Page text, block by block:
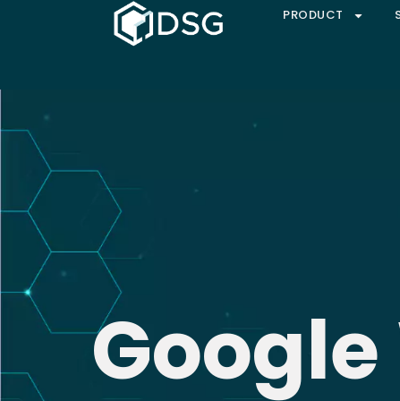
PRODUCT